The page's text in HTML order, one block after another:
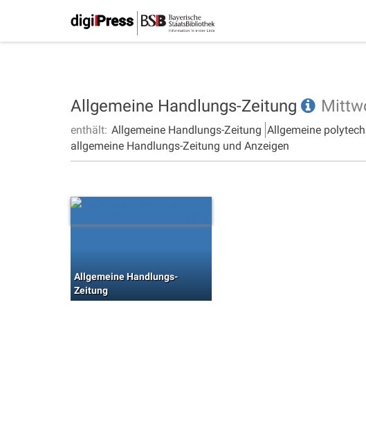
Allgemeine Handlungs-Zeitung
enthält: Allgemeine Handlungs-Zeitung Allgemeine
allgemeine Handlungs-Zeitung und Anzeigen
Allgemeine Handlungs-
Zeitung